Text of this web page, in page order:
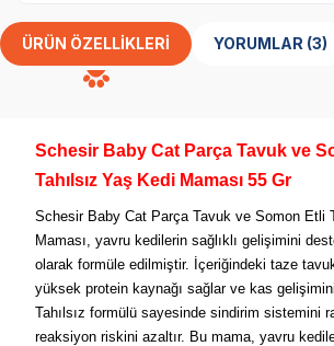
ÜRÜN ÖZELLIKLERI YORUMLAR (3)
Schesir Baby Cat Parça Tavuk ve
Tahılsız Yaş Kedi Maması 55 Gr
Schesir Baby Cat Parça Tavuk ve Somon Etli
Maması, yavru kedilerin sağlıklı gelişimini
olarak formüle edilmiştir. İçeriğindeki taze
yüksek protein kaynağı sağlar ve kas
Tahılsız formülü sayesinde sindirim sistemini
reaksiyon riskini azaltır. Bu mama, yavru